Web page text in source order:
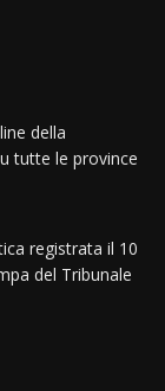
della
tutte le province
registrata il 10
del Tribunale